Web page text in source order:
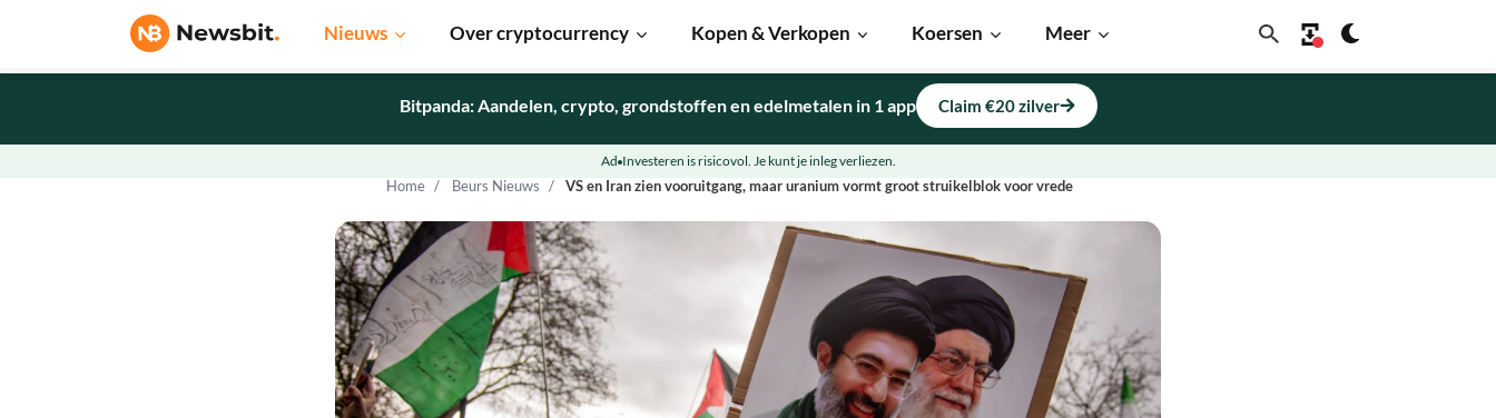
Nieuws Over cryptocurrency Kopen & Verkopen Koersen Meer
Home Beurs Nieuws VS en Iran zien vooruitgang, maar uranium vormt groot struikelblok voor vrede
Bitpanda: Aandelen, crypto, grondstoffen en edelmetalen in 1 app Claim €20 zilver
Ad Investeren is risicovol. Je kunt je inleg verliezen.